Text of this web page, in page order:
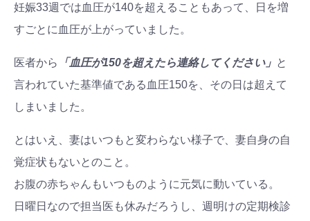
妊娠33週では血圧が140を超えることもあって、日を増
すごとに血圧が上がっていました。
医者から 「血圧が150を超えたら連絡してください」 と
言われていた基準値である血圧150を、その日は超えて
しまいました。
とはいえ、妻はいつもと変わらない様子で、妻自身の自
覚症状もないとのこと。
お腹の赤ちゃんもいつものように元気に動いている。
日曜日なので担当医も休みだろうし、週明けの定期検診